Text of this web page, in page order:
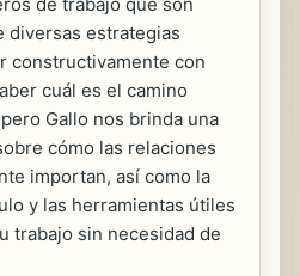
diversas estrategias
constructivamente con
cuál es el camino
Gallo nos brinda una
cómo las relaciones
importan, así como la
y las herramientas útiles
trabajo sin necesidad de